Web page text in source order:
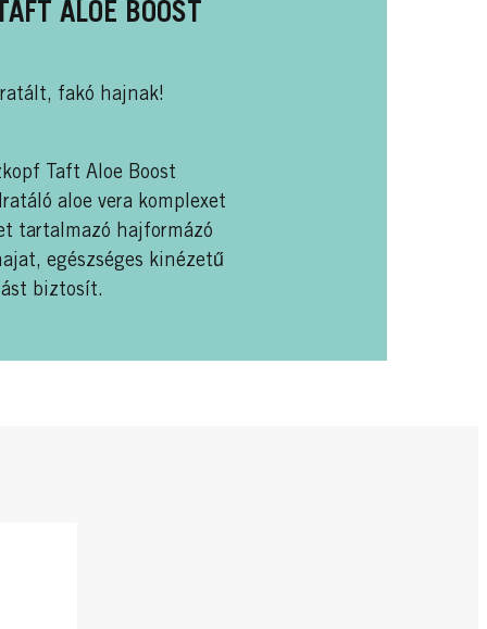
ALOE BOOST
fakó hajnak!
Taft Aloe Boost
aloe vera komplexet
tartalmazó hajformázó
egészséges kinézetű
biztosít.